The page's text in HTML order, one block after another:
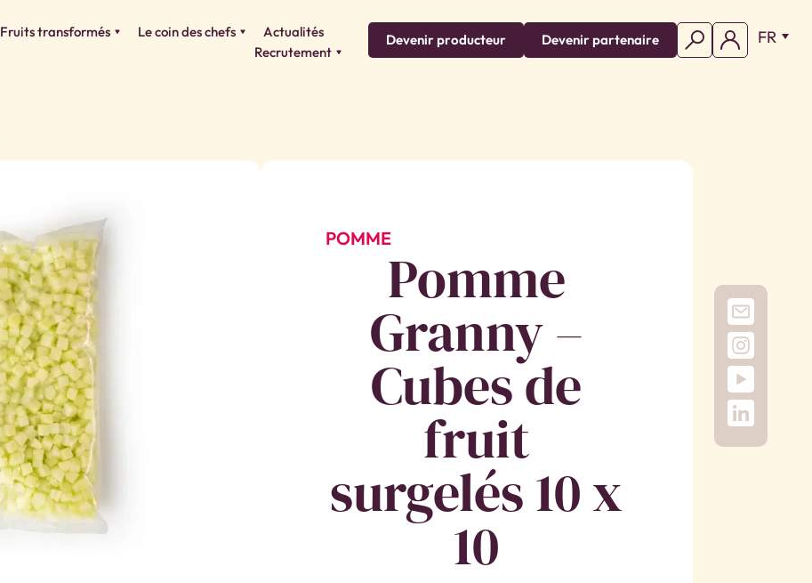
Fruits transformés Le coin des chefs
Actualités
Recrutement
Devenir producteur Devenir partenaire FR
POMME
Pomme
Granny –
Cubes de
fruit
surgelés 10 x
10